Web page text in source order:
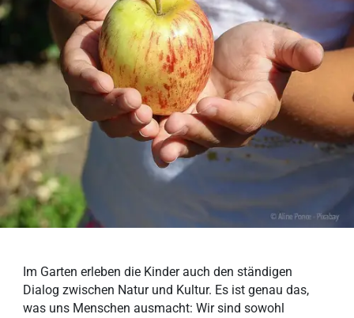
Im Garten erleben die Kinder auch den ständigen
Dialog zwischen Natur und Kultur. Es ist genau das,
was uns Menschen ausmacht: Wir sind sowohl